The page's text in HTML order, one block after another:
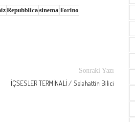
RepubblicasinemaTorino
Sonraki Yazı
İÇSESLER TERMİNALİ / Selahattin Bilici